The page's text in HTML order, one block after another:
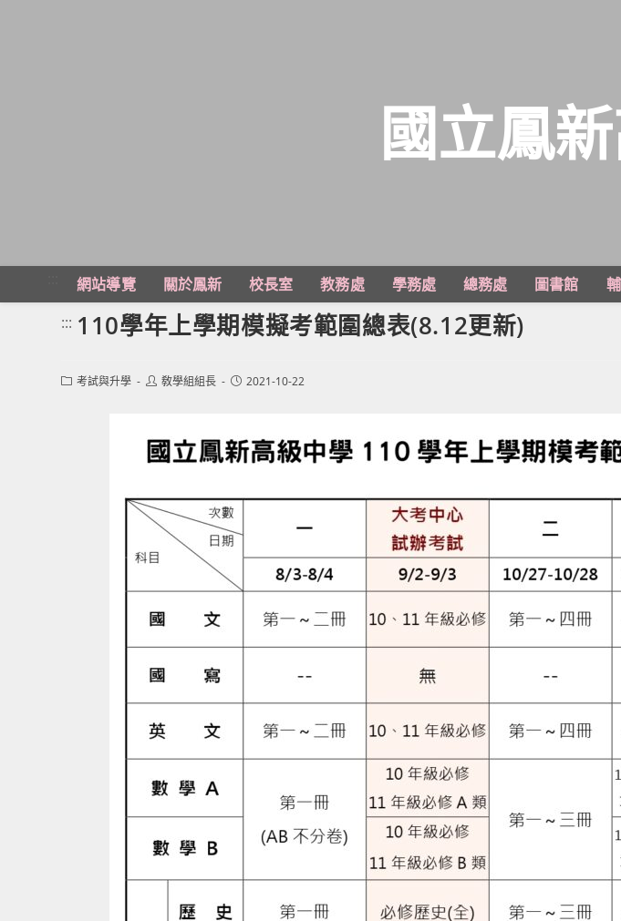
主
國立鳳
網站導覽 關於鳳新 校長室 教務處 學務處 總務處 圖書館
::: 110學年上學期模擬考範圍總表(8.12更新)
Post考試與升學
Post敎學組組長
Post2021-10-22